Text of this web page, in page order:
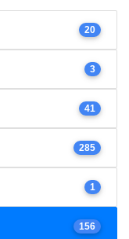
20
3
41
285
1
156